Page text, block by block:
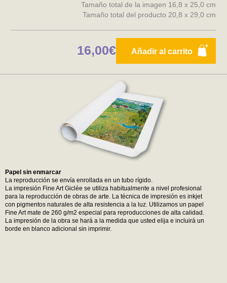
Tamaño total de la imagen 16,8 x 25,0 cm
Tamaño total del producto 20,8 x 29,0 cm
Añadir al carrito
16,00€
Papel sin enmarcar
La reproducción se envía enrollada en un tubo rígido.
La impresión Fine Art Giclée se utiliza habitualmente a nivel profesional
para la reproducción de obras de arte. La técnica de impresión es inkjet
con pigmentos naturales de alta resistencia a la luz. Utilizamos un papel
Fine Art mate de 260 g/m2 especial para reproducciones de alta calidad.
La impresión de la obra se hará a la medida que usted elija e incluirá un
borde en blanco adicional sin imprimir.